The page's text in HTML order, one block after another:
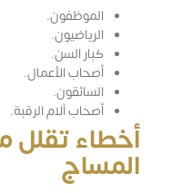
الموظفون.
الرياضيون.
كبار السن.
أصحاب الأعمال.
السائقون.
أصحاب آلام الرقبة.
أخطاء تقلل
المساج